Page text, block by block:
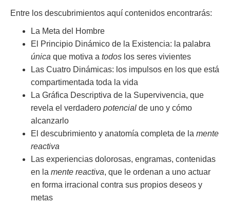
Entre los descubrimientos aquí contenidos encontrarás:
La Meta del Hombre
El Principio Dinámico de la Existencia: la palabra
única que motiva a todos los seres vivientes
Las Cuatro Dinámicas: los impulsos en los que está
compartimentada toda la vida
La Gráfica Descriptiva de la Supervivencia, que
revela el verdadero potencial de uno y cómo
alcanzarlo
El descubrimiento y anatomía completa de la mente
reactiva
Las experiencias dolorosas, engramas, contenidas
en la mente reactiva, que le ordenan a uno actuar
en forma irracional contra sus propios deseos y
metas